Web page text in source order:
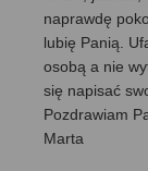
naprawdę
lubię Panią.
osobą a nie
się napisać
Pozdrawiam
Marta